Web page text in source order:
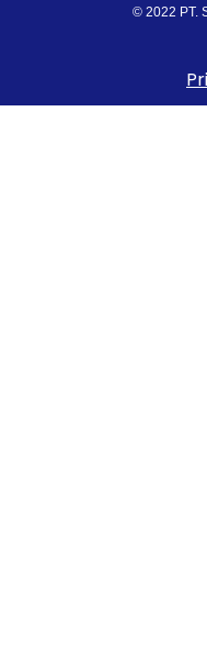
© 2022 PT.